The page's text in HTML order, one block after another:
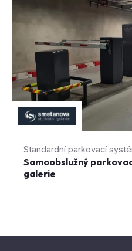
Standardní parkovací
Samoobslužný
galerie